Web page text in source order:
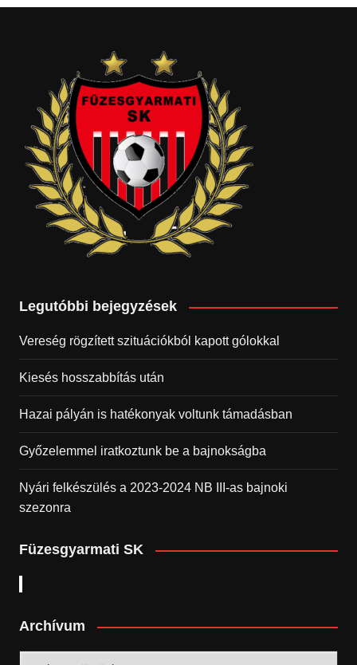
Legutóbbi bejegyzések
Vereség rögzített szituációkból kapott gólokkal
Kiesés hosszabbítás után
Hazai pályán is hatékonyak voltunk támadásban
Győzelemmel iratkoztunk be a bajnokságba
Nyári felkészülés a 2023-2024 NB III-as bajnoki
szezonra
Füzesgyarmati SK
Archívum